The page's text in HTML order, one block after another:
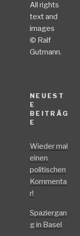
All rights
text and
images
© Ralf
Gutmann.
NEUEST
E
BEITRÄG
E
Wieder mal
einen
politischen
Kommenta
r!
Spaziergan
g in Basel